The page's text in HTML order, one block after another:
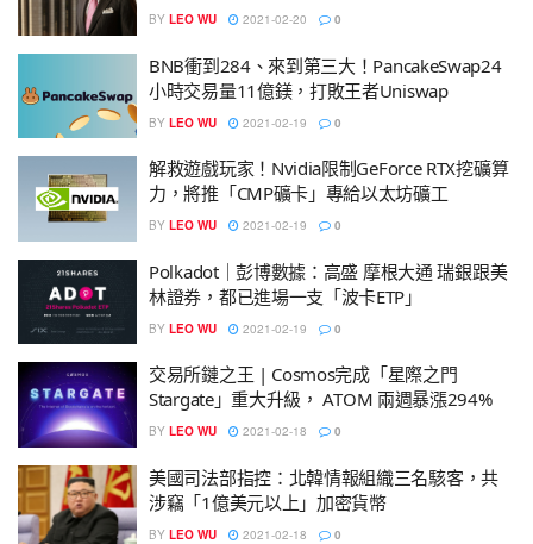
BY LEO WU 2021-02-20 0
BNB衝到284、來到第三大！PancakeSwap24
小時交易量11億鎂，打敗王者Uniswap
BY LEO WU 2021-02-19 0
解救遊戲玩家！Nvidia限制GeForce RTX挖礦算
力，將推「CMP礦卡」專給以太坊礦工
BY LEO WU 2021-02-19 0
Polkadot｜彭博數據：高盛 摩根大通 瑞銀跟美
林證券，都已進場一支「波卡ETP」
BY LEO WU 2021-02-19 0
交易所鏈之王 | Cosmos完成「星際之門
Stargate」重大升級， ATOM 兩週暴漲294%
BY LEO WU 2021-02-18 0
美國司法部指控：北韓情報組織三名駭客，共
涉竊「1億美元以上」加密貨幣
BY LEO WU 2021-02-18 0